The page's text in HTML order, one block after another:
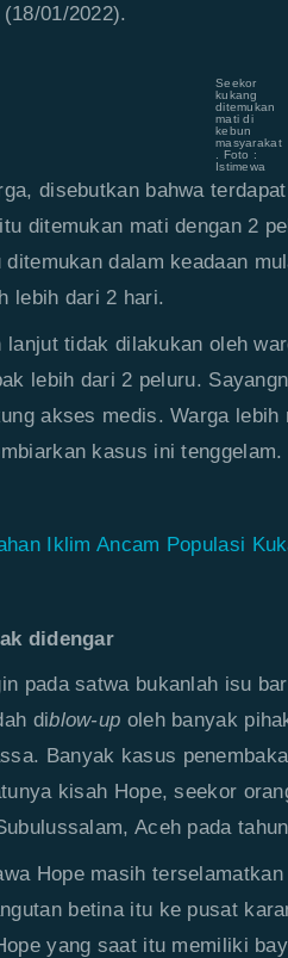
01/2022).
Seekor
kukang
ditemukan
mati di
kebun
masyarakat
. Foto :
Istimewa
disebutkan bahwa
ditemukan mati dengan 2
dalam keadaan
lebih dari 2 hari.
lanjut tidak dilakukan oleh
lebih dari 2 peluru.
akses medis. Warga
kasus ini tenggelam.
Iklim Ancam Populasi
didengar
pada satwa bukanlah isu
diblow-up oleh banyak
Banyak kasus
kisah Hope, seekor
Aceh pada
Hope masih
betina itu ke pusat
yang saat itu memiliki